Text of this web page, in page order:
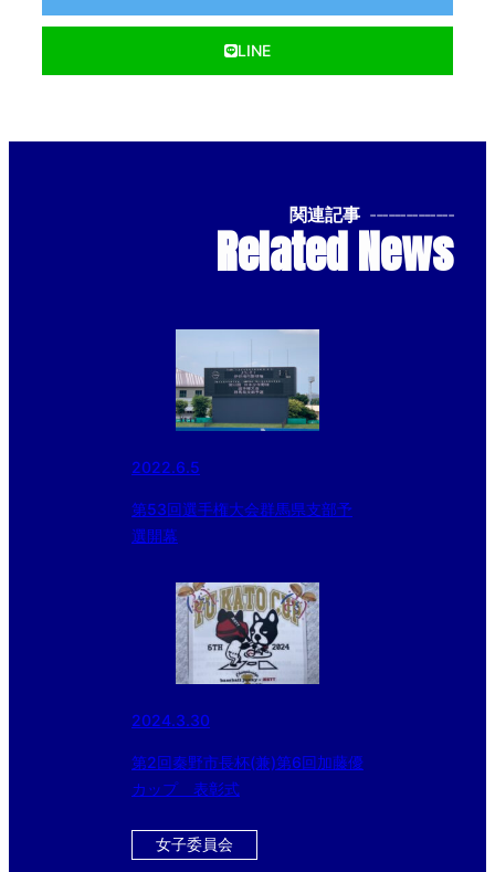
LINE
関連記事 --------------
Related News
2022.6.5
第53回選手権大会群馬県支部予
選開幕
2024.3.30
第2回秦野市長杯(兼)第6回加藤優
カップ 表彰式
女子委員会